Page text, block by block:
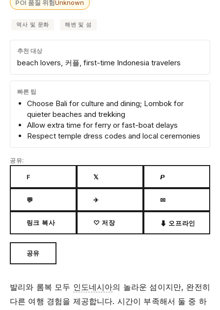
POI 품질 위험Unknown
역사 및 문화 해변 및 섬
추천 대상
beach lovers, 커플, first-time Indonesia travelers
빠른 팁
Choose Bali for culture and dining; Lombok for
quieter beaches and trekking
Allow extra time for ferry or fast-boat delays
Respect temple dress codes and local ceremonies
공유:
F 𝕏 𝙋
💬 ✈ ✉
링크 복사 ♡ 저장 ⬇ 오프라인
공유
발리와 롬복 모두 인도네시아의 놀라운 섬이지만, 완전히
다른 여행 경험을 제공합니다. 시간이 부족해서 둘 중 하